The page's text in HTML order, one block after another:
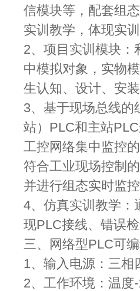
信模块等，配套组
实训教学，体现实
2、项目实训模块：
中模拟对象，实物
生认知、设计、安
3、基于现场总线的
站）PLC和主站
工控网络集中监控
符合工业现场控制
并进行组态实时监
4、仿真实训教学：
现PLC接线、错误
三、网络型PLC可
1、输入电源：三相
2、工作环境：温